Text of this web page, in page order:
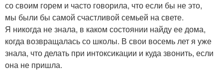
со своим горем и часто говорила, что если бы не это,
мы были бы самой счастливой семьей на свете.
Я никогда не знала, в каком состоянии найду ее дома,
когда возвращалась со школы. В свои восемь лет я уже
знала, что делать при интоксикации и куда звонить, если
она не пришла.